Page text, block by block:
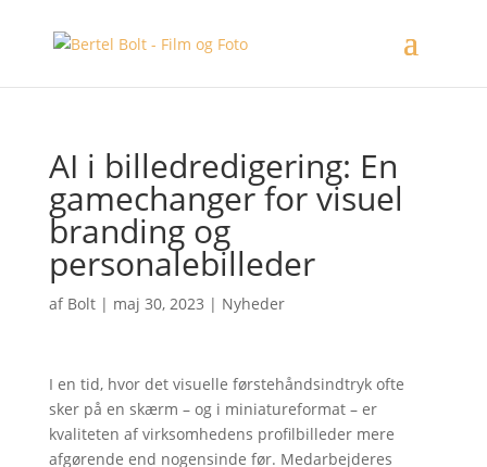
AI i billedredigering: En
gamechanger for visuel
branding og
personalebilleder
af Bolt| maj 30, 2023 | Nyheder
I en tid, hvor det visuelle førstehåndsindtryk ofte
sker på en skærm – og i miniatureformat – er
kvaliteten af virksomhedens profilbilleder mere
afgørende end nogensinde før. Medarbejderes